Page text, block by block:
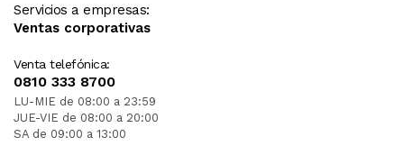
Servicios a empresas:
Ventas corporativas
Venta telefónica:
0810 333 8700
LU-MIE de 08:00 a 23:59
JUE-VIE de 08:00 a 20:00
SA de 09:00 a 13:00